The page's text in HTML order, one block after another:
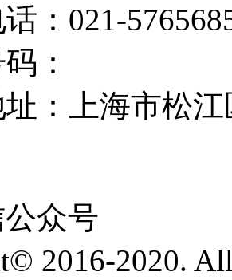
：021-
：
：上海市松
众号
2016-2020.